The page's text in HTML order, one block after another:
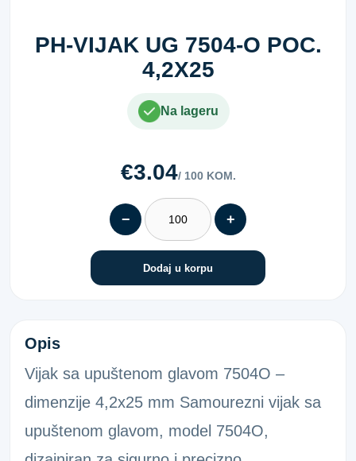
PH-VIJAK UG 7504-O POC.
4,2X25
Na lageru
€3.04/ 100 KOM.
− +
Dodaj u korpu
PH-VIJAK UG 7504-O POC. 4,2X25
Opis
Vijak sa upuštenom glavom 7504O –
dimenzije 4,2x25 mm Samourezni vijak sa
upuštenom glavom, model 7504O,